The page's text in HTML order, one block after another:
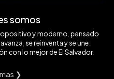
somos
y moderno, pensado
se reinventa y se une.
con lo mejor de El Salvador.
❯